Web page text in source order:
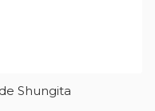
Shungita